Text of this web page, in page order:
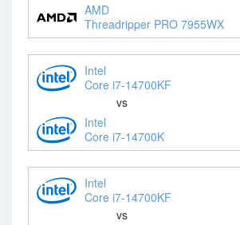
AMD
Threadripper PRO 7955WX
Intel
Core i7-14700KF
vs
Intel
Core i7-14700K
Intel
Core i7-14700KF
vs